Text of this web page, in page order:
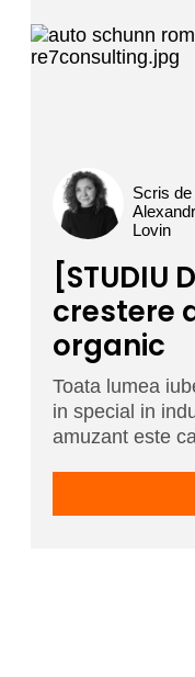
Scris de
Lovin
[STUDIU
crestere
organic
Toata lumea
in special in
amuzant este